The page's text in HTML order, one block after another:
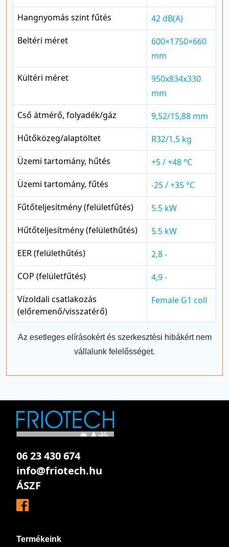
Hangnyomás szint fűtés
42 dB(A)
Beltéri méret
600×1750×660
mm
Kültéri méret
950x834x330
mm
Cső átmérő, folyadék/gáz
9,52/15,88 mm
Hűtőközeg/alaptöltet
R32/1,5 kg
Üzemi tartomány, hűtés
+5 / +48 °C
Üzemi tartomány, fűtés
-25 / +35 °C
Fűtőteljesítmény (felületfűtés)
5.5 kW
Hűtőteljesítmény (felülethűtés)
5.5 kW
EER (felülethűtés)
2,8 -
COP (felületfűtés)
4,9 -
Vízoldali csatlakozás
(előremenő/visszatérő)
Female G1 coll
Az esetleges elírásokért és szerkesztési hibákért nem
vállalunk felelősséget.
06 23 430 674
info@friotech.hu
ÁSZF
Termékeink